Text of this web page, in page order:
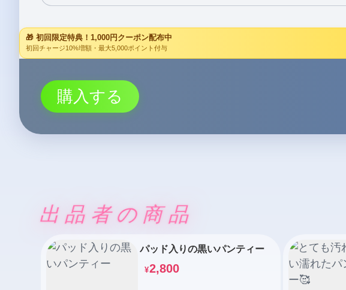
🎁 初回限定特典！1,000円クーポン配布中
初回チャージ10%増額・最大5,000ポイント付与
購入する
出品者の商品
パッド入りの黒いパンティー
¥2,800